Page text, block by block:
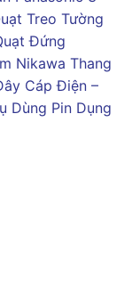
Treo Tường
Đứng
Nikawa Thang
Cáp Điện –
Dùng Pin Dụng